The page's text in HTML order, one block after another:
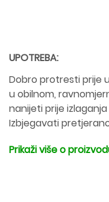
UPOTREBA:
Dobro protresti prije
u obilnom,
nanijeti prije
Izbjegavati
Prikaži više o